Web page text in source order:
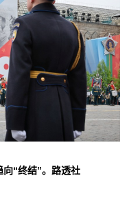
“终结”。路透社